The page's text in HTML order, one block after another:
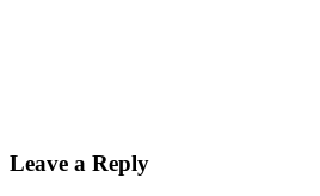
Leave a Reply